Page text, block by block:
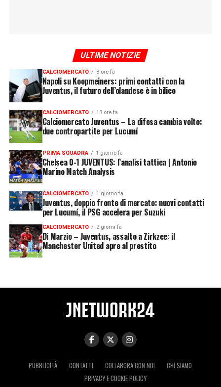
ULTIME NOTIZIE
CALCIOMERCATO 8 ore fa
Napoli su Koopmeiners: primi contatti con la
Juventus, il futuro dell’olandese è in bilico
CALCIOMERCATO 13 ore fa
Calciomercato Juventus – La difesa cambia volto:
due contropartite per Lucumí
PRIMA SQUADRA 1 giorno fa
Chelsea 0-1 JUVENTUS: l’analisi tattica | Antonio
Marino Match Analysis
CALCIOMERCATO 1 giorno fa
Juventus, doppio fronte di mercato: nuovi contatti
per Lucumí, il PSG accelera per Suzuki
CALCIOMERCATO 2 giorni fa
Di Marzio – Juventus, assalto a Zirkzee: il
Manchester United apre al prestito
PUBBLICITÀ CONTATTI COLLABORA CON NOI
CHI SIAMO
PRIVACY E COOKIE POLICY